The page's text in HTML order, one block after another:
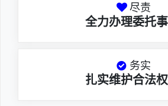
尽责
全力办理委托
务实
扎实维护合法